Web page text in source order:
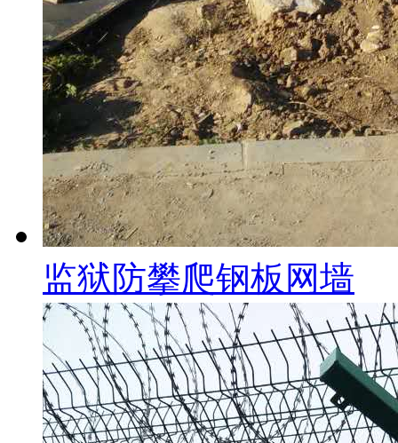
监狱防攀爬钢板网墙